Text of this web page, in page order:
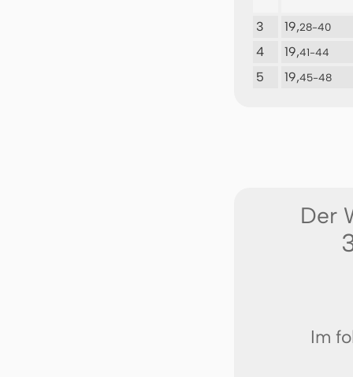
3 19,28-40
4 19,41-44
5 19,45-48
Der
Im